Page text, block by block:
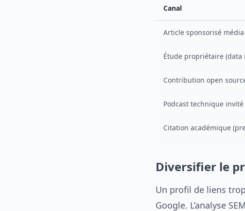
Canal
Article sponsorisé
Étude propriétaire (data
Contribution open
Podcast technique invité
Citation académique
Diversifier le
Un profil de liens
Google. L’analyse